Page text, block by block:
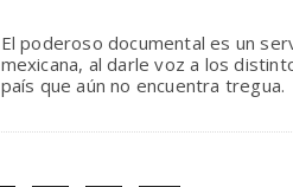
El poderoso documental es un
mexicana, al darle voz a los
país que aún no encuentra tregua.